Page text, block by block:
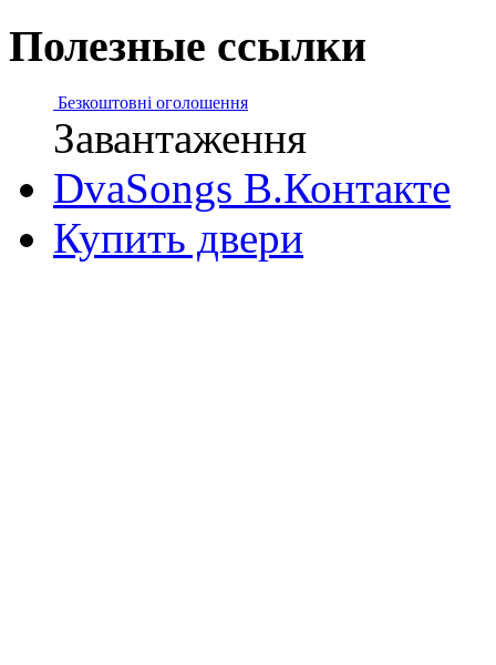
Полезные ссылки
Безкоштовні оголошення
Завантаження
DvaSongs В.Контакте
Купить двери